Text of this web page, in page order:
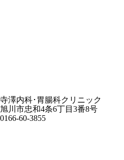
寺澤内科･胃腸科クリニック
旭川市忠和4条6丁目3番8号
0166-60-3855